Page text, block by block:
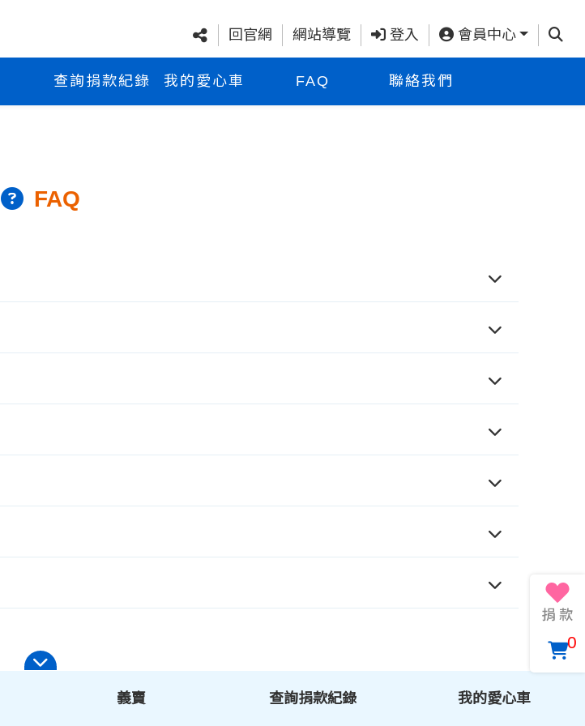
回官網 網站導覽 登入 會員中心 查詢
查詢捐款紀錄 我的愛心車 FAQ 聯絡我們
FAQ
義賣 查詢捐款紀錄
我的愛心車
0